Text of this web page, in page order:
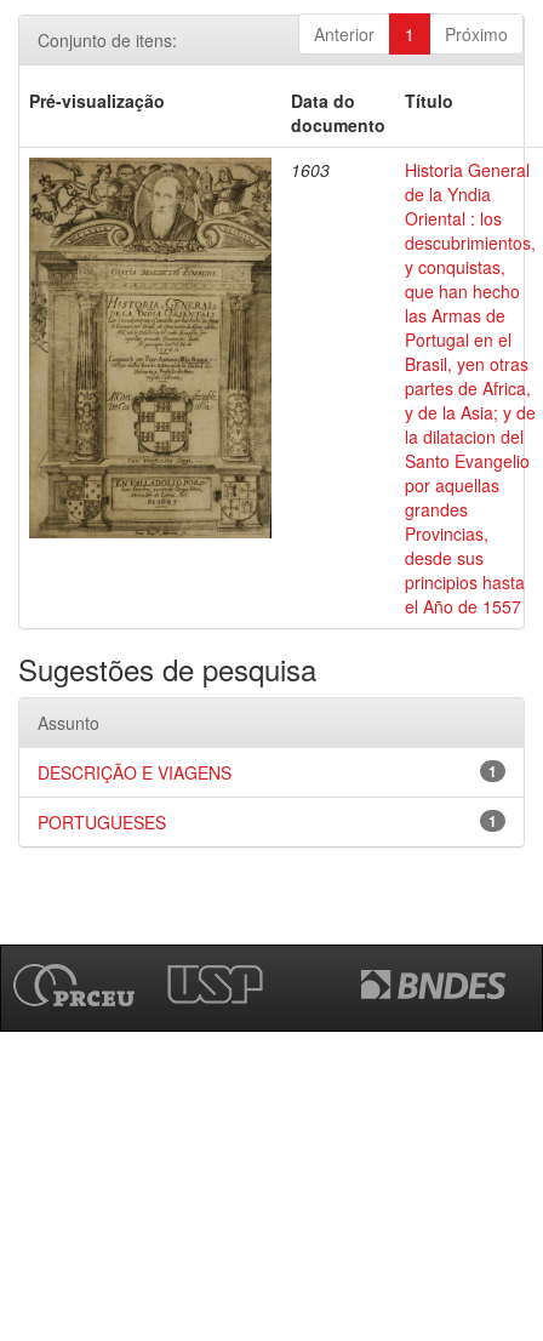
Anterior 1 Próximo
Conjunto de itens:
Pré-visualização
Data do
documento
Título
1603
Historia General
de la Yndia
Oriental : los
descubrimientos,
y conquistas,
que han hecho
las Armas de
Portugal en el
Brasil, yen otras
partes de Africa,
y de la Asia; y de
la dilatacion del
Santo Evangelio
por aquellas
grandes
Provincias,
desde sus
principios hasta
el Año de 1557
Sugestões de pesquisa
Assunto
1
DESCRIÇÃO E VIAGENS
1
PORTUGUESES